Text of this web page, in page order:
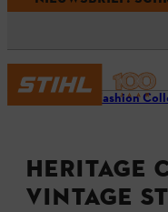
STIHL Fashion
HERITAGE
VINTAGE